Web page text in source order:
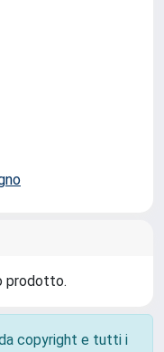
prodotto.
copyright e tutti i